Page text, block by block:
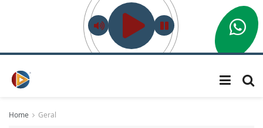
Home Geral